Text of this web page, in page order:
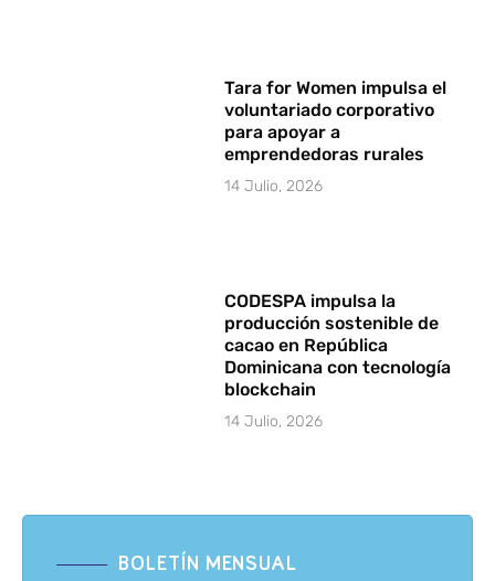
Tara for Women impulsa el
voluntariado corporativo
para apoyar a
emprendedoras rurales
14 Julio, 2026
CODESPA impulsa la
producción sostenible de
cacao en República
Dominicana con tecnología
blockchain
14 Julio, 2026
BOLETÍN MENSUAL